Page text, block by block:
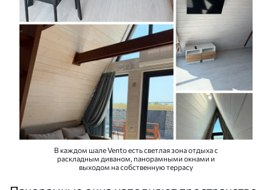
В каждом шале Vento есть светлая зона отдыха с
раскладным диваном, панорамными окнами и
выходом на собственную террасу